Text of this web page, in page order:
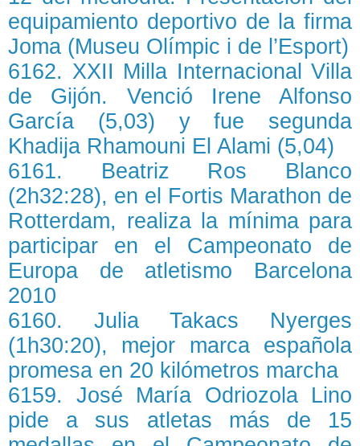
equipamiento deportivo de la firma
Joma (Museu Olímpic i de l’Esport)
6162. XXII Milla Internacional Villa
de Gijón. Venció Irene Alfonso
García (5,03) y fue segunda
Khadija Rhamouni El Alami (5,04)
6161. Beatriz Ros Blanco
(2h32:28), en el Fortis Marathon de
Rotterdam, realiza la mínima para
participar en el Campeonato de
Europa de atletismo Barcelona
2010
6160. Julia Takacs Nyerges
(1h30:20), mejor marca española
promesa en 20 kilómetros marcha
6159. José María Odriozola Lino
pide a sus atletas más de 15